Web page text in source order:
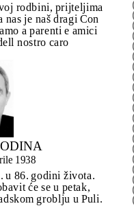
rodbini, prijteljima
je naš dragi Con
a parenti e amici
nostro caro
1938
u 86. godini života.
će se u petak,
groblju u Puli.